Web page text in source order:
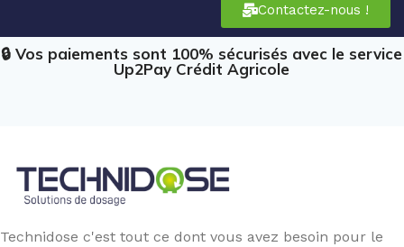
Contactez-nous !
🔒 Vos paiements sont 100% sécurisés avec le service
Up2Pay Crédit Agricole
Technidose c'est tout ce dont vous avez besoin pour le